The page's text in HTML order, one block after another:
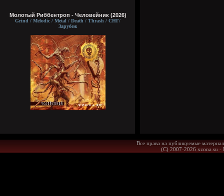
Молотый Риббентроп - Человейник (2026)
Grind / Melodic / Metal / Death / Thrash / СНГ/
Зарубеж
Все права на публикуемые
(С) 2007-2026 xzona.su -